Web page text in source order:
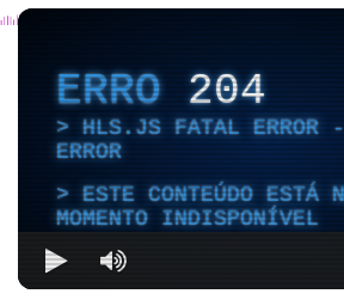
ERRO204
HLS.JS FATAL ERROR -
ERROR
ESTE CONTEÚDO ESTÁ
MOMENTO INDISPONÍVEL